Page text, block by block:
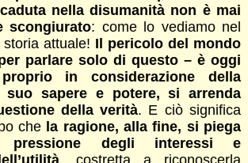
nella disumanità non è mai
scongiurato: come lo vediamo nel
attuale! Il pericolo del mondo
parlare solo di questo – è oggi
in considerazione della
suo sapere e potere, si arrenda
della verità. E ciò significa
che la ragione, alla fine, si piega
pressione degli interessi e